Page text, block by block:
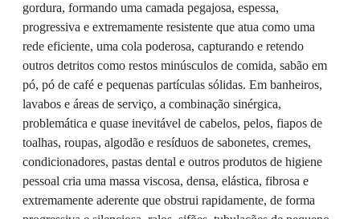
gordura, formando uma camada pegajosa, espessa,
progressiva e extremamente resistente que atua como uma
rede eficiente, uma cola poderosa, capturando e retendo
outros detritos como restos minúsculos de comida, sabão em
pó, pó de café e pequenas partículas sólidas. Em banheiros,
lavabos e áreas de serviço, a combinação sinérgica,
problemática e quase inevitável de cabelos, pelos, fiapos de
toalhas, roupas, algodão e resíduos de sabonetes, cremes,
condicionadores, pastas dental e outros produtos de higiene
pessoal cria uma massa viscosa, densa, elástica, fibrosa e
extremamente aderente que obstrui rapidamente, de forma